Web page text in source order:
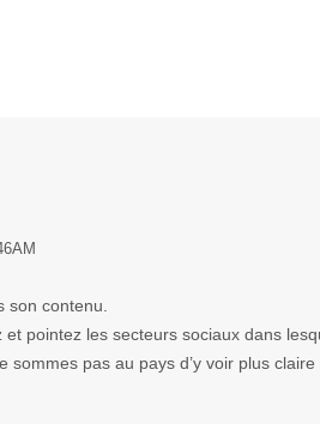
son contenu.
et pointez les secteurs sociaux dans
sommes pas au pays d’y voir plus